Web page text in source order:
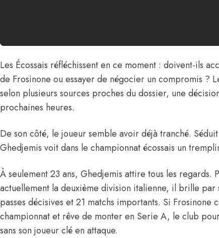
Les Écossais réfléchissent en ce moment : doivent-ils
de Frosinone ou essayer de négocier un compromis ?
selon plusieurs sources proches du dossier, une
prochaines heures.
De son côté, le joueur semble avoir déjà tranché.
Ghedjemis voit dans le championnat écossais un
À seulement 23 ans, Ghedjemis attire tous les regards.
actuellement la deuxième division italienne, il brille par
passes décisives et 21 matchs importants. Si Frosinone
championnat et rêve de monter en Serie A, le club
sans son joueur clé en attaque.